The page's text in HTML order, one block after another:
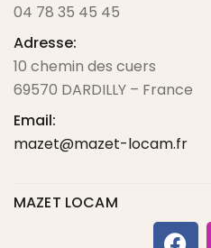
04 78 35 45 45
Adresse:
10 chemin des cuers
69570 DARDILLY – France
Email:
mazet@mazet-locam.fr
MAZET LOCAM